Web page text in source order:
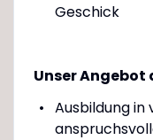
Geschick
Unser Angebot
Ausbildung in